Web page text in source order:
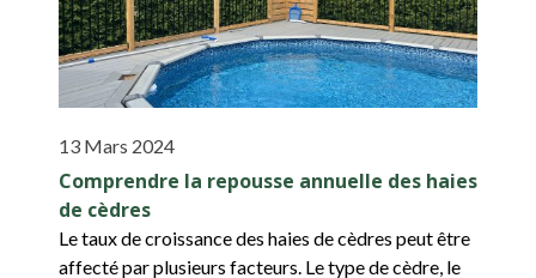
13 Mars 2024
Comprendre la repousse annuelle des haies
de cèdres
Le taux de croissance des haies de cèdres peut être
affecté par plusieurs facteurs. Le type de cèdre, le